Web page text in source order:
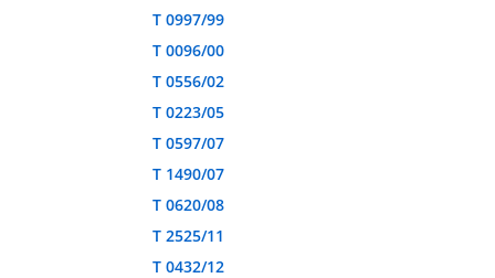
T 0997/99
T 0096/00
T 0556/02
T 0223/05
T 0597/07
T 1490/07
T 0620/08
T 2525/11
T 0432/12